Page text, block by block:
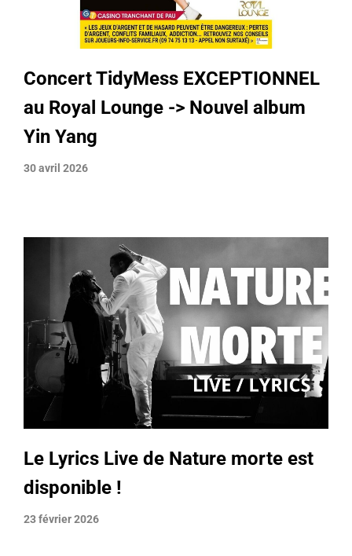
Concert TidyMess EXCEPTIONNEL
au Royal Lounge -> Nouvel album
Yin Yang
30 avril 2026
Le Lyrics Live de Nature morte est
disponible !
23 février 2026